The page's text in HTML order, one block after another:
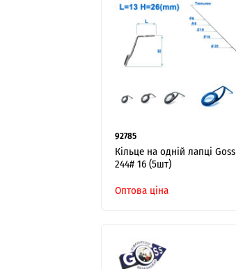
92785
Кільце на одній лапці
244# 16 (5шт)
Оптова ціна